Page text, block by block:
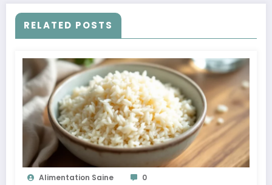
RELATED POSTS
Alimentation Saine 0